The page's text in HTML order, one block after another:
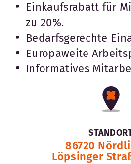
Einkaufsrabatt für
zu 20%.
Bedarfsgerechte
Europaweite
Informatives
86720
Löpsinger